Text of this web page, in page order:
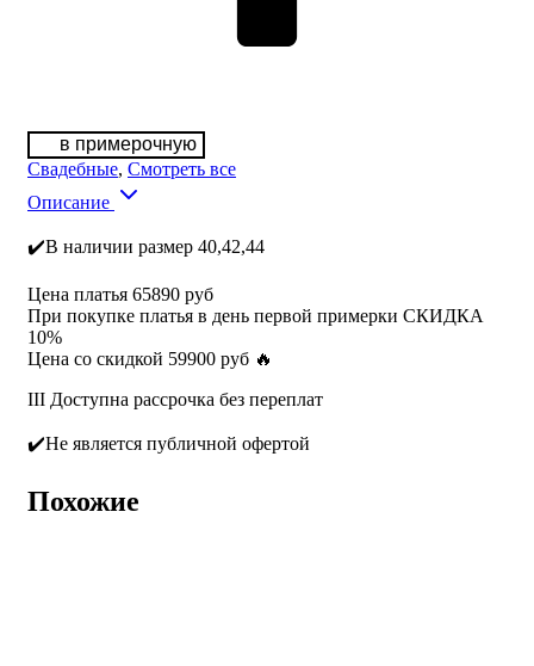
в примерочную
Свадебные, Смотреть все
Описание
✔️В наличии размер 40,42,44
Цена платья 65890 руб
При покупке платья в день первой примерки СКИДКА
10%
Цена со скидкой 59900 руб 🔥
III Доступна рассрочка без переплат
✔️Не является публичной офертой
Похожие